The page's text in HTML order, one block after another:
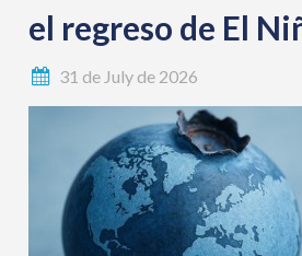
el regreso de El
31 de July de 2026